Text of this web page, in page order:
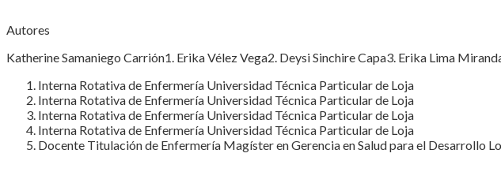
Autores
Katherine Samaniego Carrión1. Erika Vélez Vega2. Deysi Sinchire Capa3. Erika Lima
Interna Rotativa de Enfermería Universidad Técnica Particular de Loja
Interna Rotativa de Enfermería Universidad Técnica Particular de Loja
Interna Rotativa de Enfermería Universidad Técnica Particular de Loja
Interna Rotativa de Enfermería Universidad Técnica Particular de Loja
Docente Titulación de Enfermería Magíster en Gerencia en Salud para el Desarrollo